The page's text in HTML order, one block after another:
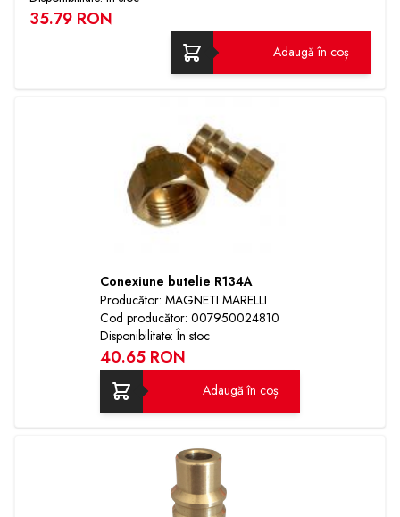
35.79 RON
Adaugă în coș
Conexiune butelie R134A
Producător: MAGNETI MARELLI
Cod producător: 007950024810
Disponibilitate: În stoc
40.65 RON
Adaugă în coș